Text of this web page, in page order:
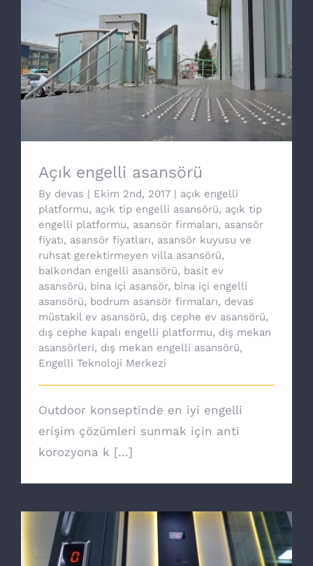
Açık engelli asansörü
Açık engelli asansörü
By devas | Ekim 2nd, 2017 | açık engelli
platformu, açık tip engelli asansörü, açık tip
engelli platformu, asansör firmaları, asansör
fiyatı, asansör fiyatları, asansör kuyusu ve
ruhsat gerektirmeyen villa asansörü,
balkondan engelli asansörü, basit ev
asansörü, bina içi asansör, bina içi engelli
asansörü, bodrum asansör firmaları, devas
müstakil ev asansörü, dış cephe ev asansörü,
dış cephe kapalı engelli platformu, dış mekan
asansörleri, dış mekan engelli asansörü,
Engelli Teknoloji Merkezi
Outdoor konseptinde en iyi engelli
erişim çözümleri sunmak için anti
korozyona k [...]